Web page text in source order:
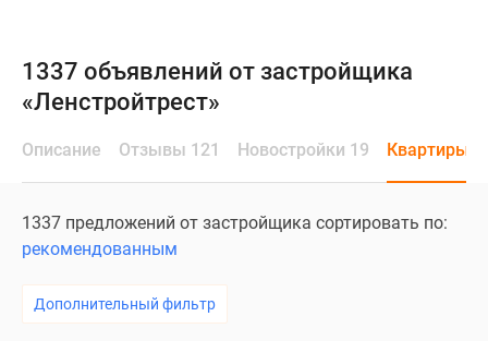
1337 объявлений от застройщика
«Ленстройтрест»
Описание Отзывы 121 Новостройки 19 Квартиры
1337 предложений от застройщика сортировать по:
рекомендованным
Дополнительный фильтр